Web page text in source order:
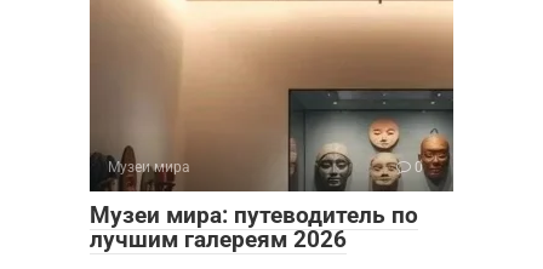
Музеи мира 0
Музеи мира: путеводитель по
лучшим галереям 2026